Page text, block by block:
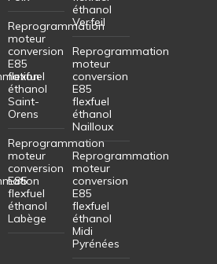
Reprogrammation
moteur
conversion
E85
flexfuel
éthanol
Saint-
Orens
Reprogrammation
moteur
conversion
E85
flexfuel
éthanol
Labège
éthanol
Verfeil
Reprogrammation
moteur
conversion
E85
flexfuel
éthanol
Nailloux
Reprogrammation
moteur
conversion
E85
flexfuel
éthanol
Midi
Pyrénées